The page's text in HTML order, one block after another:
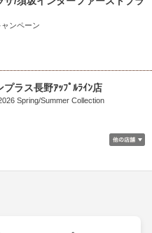
ンペーン
プラス長野ｱｯﾌﾟﾙﾗｲﾝ店
Spring/Summer Collection